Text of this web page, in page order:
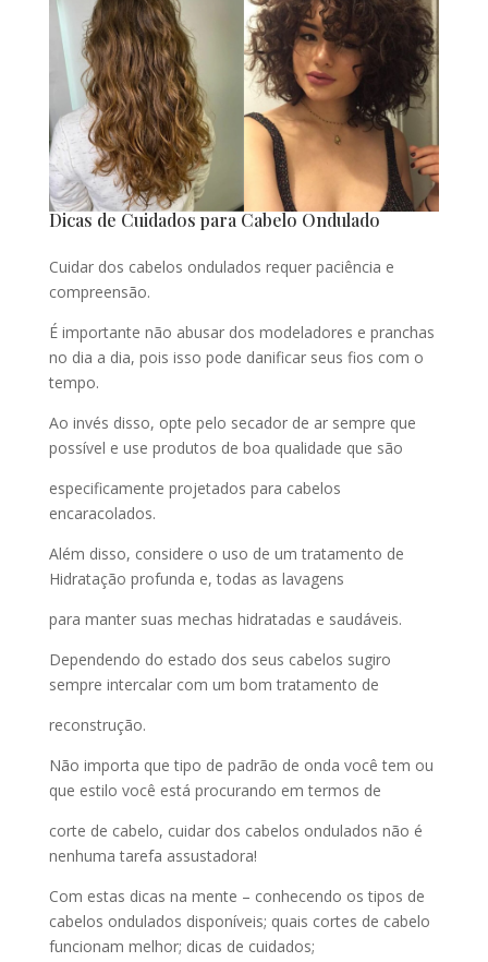
Dicas de Cuidados para Cabelo Ondulado
Cuidar dos cabelos ondulados requer paciência e
compreensão.
É importante não abusar dos modeladores e pranchas
no dia a dia, pois isso pode danificar seus fios com o
tempo.
Ao invés disso, opte pelo secador de ar sempre que
possível e use produtos de boa qualidade que são
especificamente projetados para cabelos
encaracolados.
Além disso, considere o uso de um tratamento de
Hidratação profunda e, todas as lavagens
para manter suas mechas hidratadas e saudáveis.
Dependendo do estado dos seus cabelos sugiro
sempre intercalar com um bom tratamento de
reconstrução.
Não importa que tipo de padrão de onda você tem ou
que estilo você está procurando em termos de
corte de cabelo, cuidar dos cabelos ondulados não é
nenhuma tarefa assustadora!
Com estas dicas na mente – conhecendo os tipos de
cabelos ondulados disponíveis; quais cortes de cabelo
funcionam melhor; dicas de cuidados;